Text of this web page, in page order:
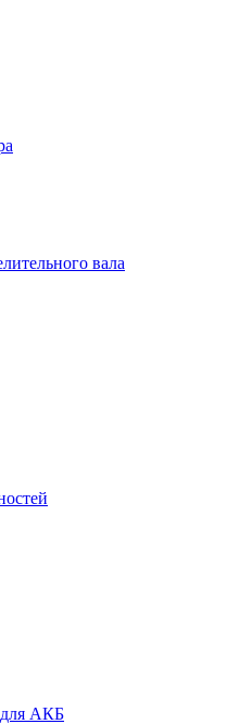
вала
для АКБ